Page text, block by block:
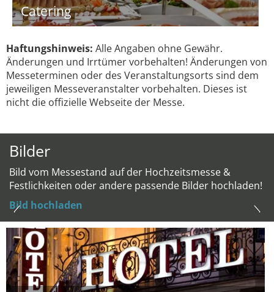
Catering
Haftungshinweis: Alle Angaben ohne Gewähr.
Änderungen und Irrtümer vorbehalten! Änderungen von
Messeterminen oder des Veranstaltungsorts sind dem
jeweiligen Messeveranstalter vorbehalten. Dieses ist
nicht die offizielle Webseite der Messe.
Bilder
Bild vom Messestand auf der Hochzeitsmesse &
Festlichkeiten oder andere passende Bilder hochladen!
Bild hochladen